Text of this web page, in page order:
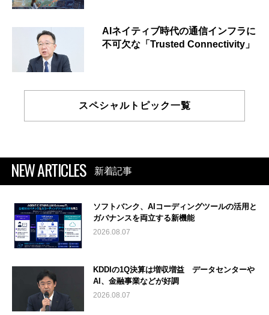
AIネイティブ時代の通信インフラに
不可欠な「Trusted Connectivity」
スペシャルトピック一覧
NEW ARTICLES 新着記事
ソフトバンク、AIコーディングツールの活用と
ガバナンスを両立する新機能
2026.08.07
KDDIの1Q決算は増収増益 データセンターや
AI、金融事業などが好調
2026.08.07